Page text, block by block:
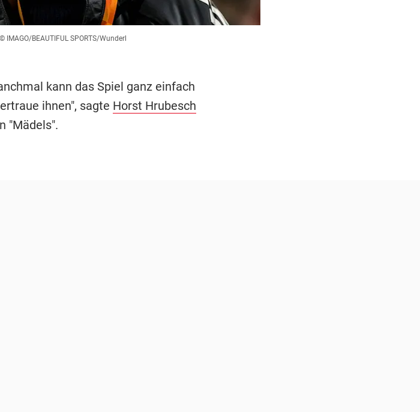
© IMAGO/BEAUTIFUL SPORTS/Wunderl
kann das Spiel ganz einfach
ihnen", sagte Horst Hrubesch
"Mädels".